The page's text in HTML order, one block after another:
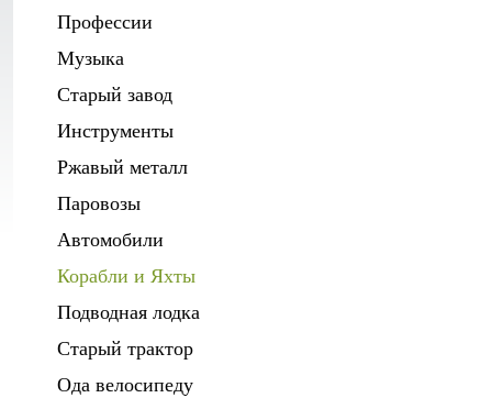
Профессии
Музыка
Старый завод
Инструменты
Ржавый металл
Паровозы
Автомобили
Корабли и Яхты
Подводная лодка
Старый трактор
Ода велосипеду